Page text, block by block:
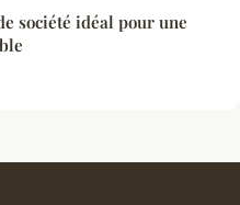
société idéal pour une